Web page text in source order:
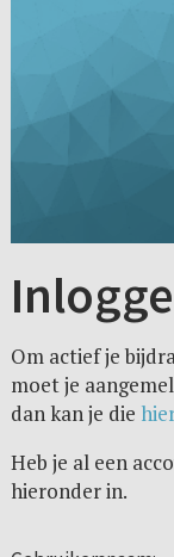
Om actief je
moet je
dan kan je die
Heb je al een
hieronder in.